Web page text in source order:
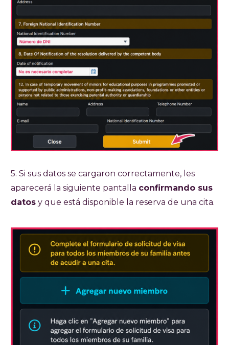
5. Si sus datos se cargaron correctamente, les
aparecerá la siguiente pantalla confirmando sus
datos y que está disponible la reserva de una cita.